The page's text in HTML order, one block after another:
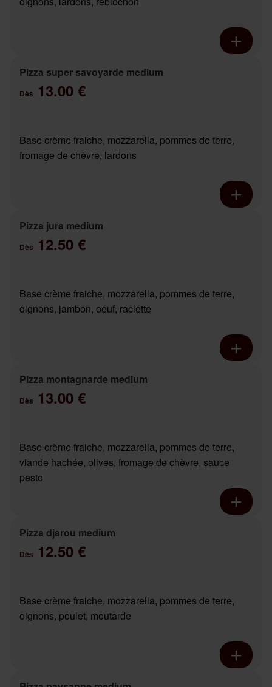
Pizza super savoyarde medium
Dès 13.00 €
Base crème fraiche, mozzarella, pommes de terre,
fromage de chèvre, lardons
Pizza jura medium
Dès 12.50 €
Base crème fraiche, mozzarella, pommes de terre,
oignons, jambon, oeuf, raclette
Pizza montagnarde medium
Dès 13.00 €
Base crème fraiche, mozzarella, pommes de terre,
viande hachée, olives, fromage de chèvre, sauce
pesto
Pizza djarou medium
Dès 12.50 €
Base crème fraiche, mozzarella, pommes de terre,
oignons, poulet, moutarde